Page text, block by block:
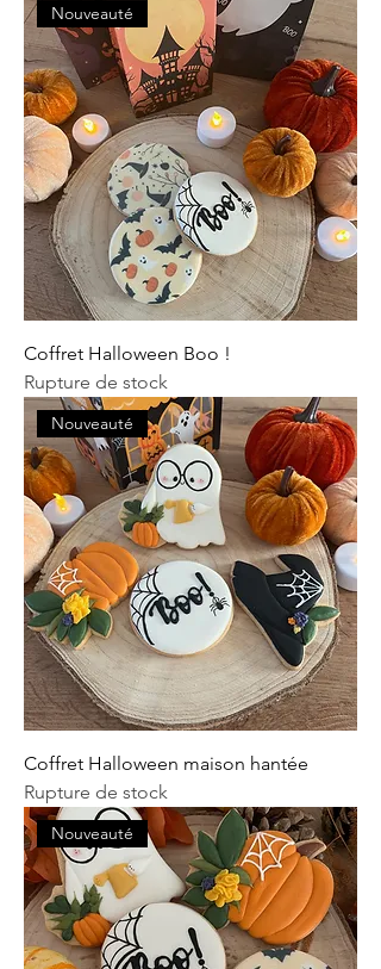
Nouveauté
Coffret Halloween Boo !
Rupture de stock
Nouveauté
Coffret Halloween maison hantée
Rupture de stock
Nouveauté